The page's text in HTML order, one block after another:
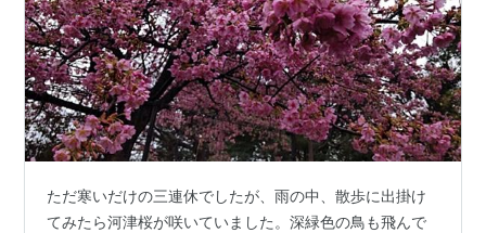
ただ寒いだけの三連休でしたが、雨の中、散歩に出掛け
てみたら河津桜が咲いていました。深緑色の鳥も飛んで